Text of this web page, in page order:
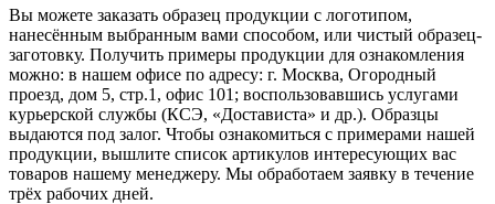
Вы можете заказать образец продукции с логотипом,
нанесённым выбранным вами способом, или чистый образец-
заготовку. Получить примеры продукции для ознакомления
можно: в нашем офисе по адресу: г. Москва, Огородный
проезд, дом 5, стр.1, офис 101; воспользовавшись услугами
курьерской службы (КСЭ, «Достависта» и др.). Образцы
выдаются под залог. Чтобы ознакомиться с примерами нашей
продукции, вышлите список артикулов интересующих вас
товаров нашему менеджеру. Мы обработаем заявку в течение
трёх рабочих дней.